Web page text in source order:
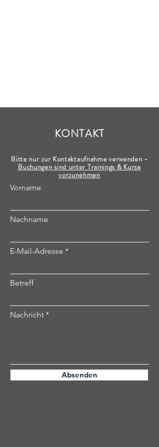
KONTAKT
Bitte nur zur Kontaktaufnahme verwenden -
Buchungen sind unter Trainings & Kurse
vorzunehmen
Vorname
Nachname
E-Mail-Adresse
Betreff
Nachricht
Absenden